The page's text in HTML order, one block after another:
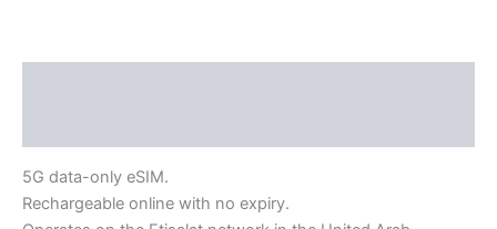
5G data-only eSIM.
Rechargeable online with no expiry.